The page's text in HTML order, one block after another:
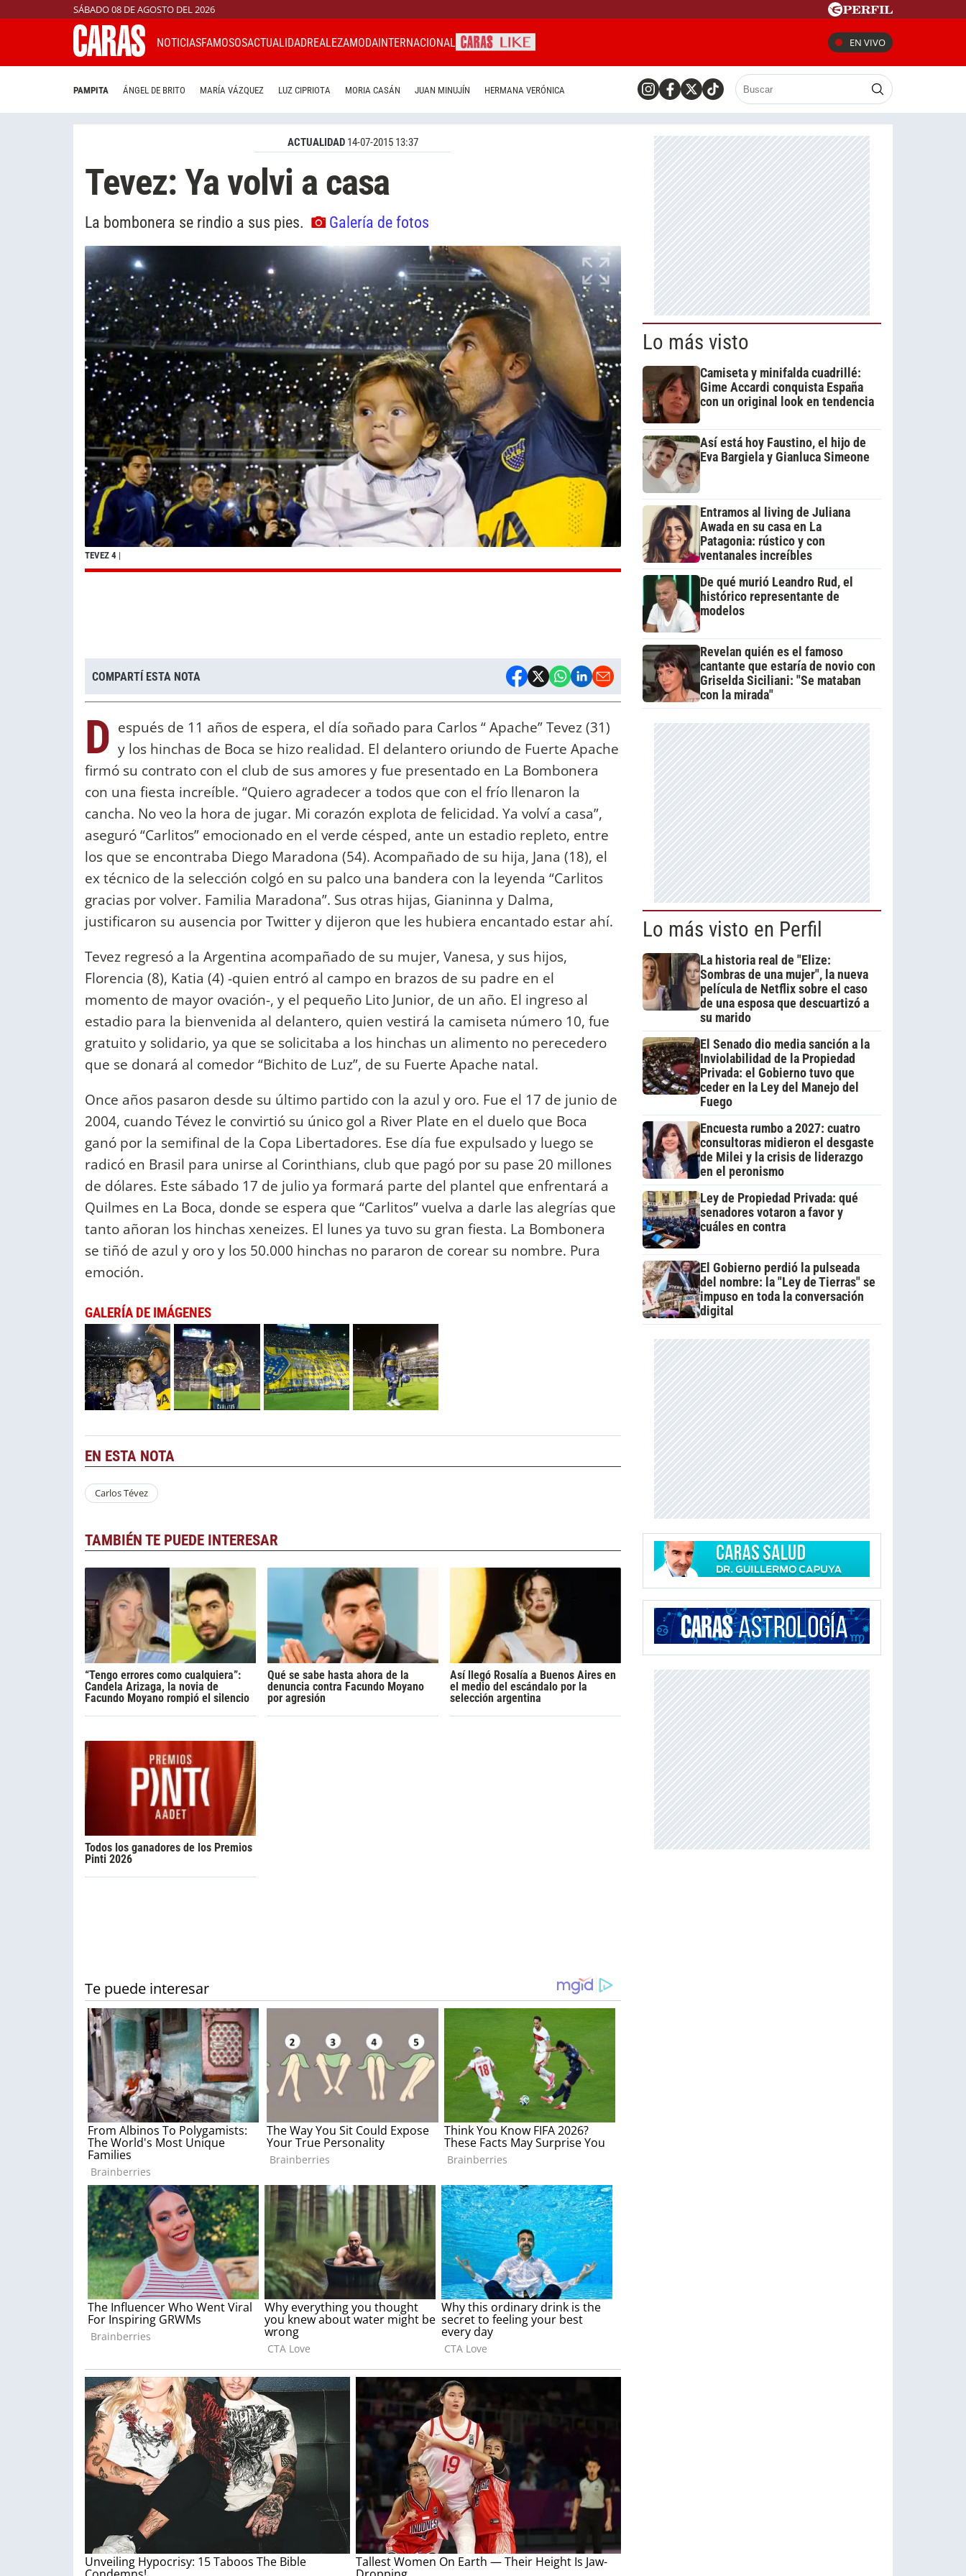
SÁBADO 08 DE AGOSTO DEL 2026
NOTICIASFAMOSOSACTUALIDADREALEZAMODAINTERNACIONAL EN VIVO
PAMPITA ÁNGEL DE BRITO MARÍA VÁZQUEZ LUZ CIPRIOTA MORIA CASÁN JUAN MINUJÍN HERMANA VERÓNICA
ACTUALIDAD 14-07-2015 13:37
Tevez: Ya volvi a casa
La bombonera se rindio a sus pies. Galería de fotos
TEVEZ 4 |
COMPARTÍ ESTA NOTA
D espués de 11 años de espera, el día soñado para Carlos “ Apache” Tevez (31)
y los hinchas de Boca se hizo realidad. El delantero oriundo de Fuerte Apache
firmó su contrato con el club de sus amores y fue presentado en La Bombonera
con una fiesta increíble. “Quiero agradecer a todos que con el frío llenaron la
cancha. No veo la hora de jugar. Mi corazón explota de felicidad. Ya volví a casa”,
aseguró “Carlitos” emocionado en el verde césped, ante un estadio repleto, entre
los que se encontraba Diego Maradona (54). Acompañado de su hija, Jana (18), el
ex técnico de la selección colgó en su palco una bandera con la leyenda “Carlitos
gracias por volver. Familia Maradona”. Sus otras hijas, Gianinna y Dalma,
justificaron su ausencia por Twitter y dijeron que les hubiera encantado estar ahí.
Tevez regresó a la Argentina acompañado de su mujer, Vanesa, y sus hijos,
Florencia (8), Katia (4) -quien entró al campo en brazos de su padre en el
momento de mayor ovación-, y el pequeño Lito Junior, de un año. El ingreso al
estadio para la bienvenida al delantero, quien vestirá la camiseta número 10, fue
gratuito y solidario, ya que se solicitaba a los hinchas un alimento no perecedero
que se donará al comedor “Bichito de Luz”, de su Fuerte Apache natal.
Once años pasaron desde su último partido con la azul y oro. Fue el 17 de junio de
2004, cuando Tévez le convirtió su único gol a River Plate en el duelo que Boca
ganó por la semifinal de la Copa Libertadores. Ese día fue expulsado y luego se
radicó en Brasil para unirse al Corinthians, club que pagó por su pase 20 millones
de dólares. Este sábado 17 de julio ya formará parte del plantel que enfrentará a
Quilmes en La Boca, donde se espera que “Carlitos” vuelva a darle las alegrías que
tanto añoran los hinchas xeneizes. El lunes ya tuvo su gran fiesta. La Bombonera
se tiñó de azul y oro y los 50.000 hinchas no pararon de corear su nombre. Pura
emoción.
GALERÍA DE IMÁGENES
EN ESTA NOTA
Carlos Tévez
TAMBIÉN TE PUEDE INTERESAR
“Tengo errores como cualquiera”:
Candela Arizaga, la novia de
Facundo Moyano rompió el silencio
Qué se sabe hasta ahora de la
denuncia contra Facundo Moyano
por agresión
Así llegó Rosalía a Buenos Aires en
el medio del escándalo por la
selección argentina
Todos los ganadores de los Premios
Pinti 2026
Lo más visto
Camiseta y minifalda cuadrillé:
Gime Accardi conquista España
con un original look en tendencia
Así está hoy Faustino, el hijo de
Eva Bargiela y Gianluca Simeone
Entramos al living de Juliana
Awada en su casa en La
Patagonia: rústico y con
ventanales increíbles
De qué murió Leandro Rud, el
histórico representante de
modelos
Revelan quién es el famoso
cantante que estaría de novio con
Griselda Siciliani: "Se mataban
con la mirada"
Lo más visto en Perfil
La historia real de "Elize:
Sombras de una mujer", la nueva
película de Netflix sobre el caso
de una esposa que descuartizó a
su marido
El Senado dio media sanción a la
Inviolabilidad de la Propiedad
Privada: el Gobierno tuvo que
ceder en la Ley del Manejo del
Fuego
Encuesta rumbo a 2027: cuatro
consultoras midieron el desgaste
de Milei y la crisis de liderazgo
en el peronismo
Ley de Propiedad Privada: qué
senadores votaron a favor y
cuáles en contra
El Gobierno perdió la pulseada
del nombre: la "Ley de Tierras" se
impuso en toda la conversación
digital